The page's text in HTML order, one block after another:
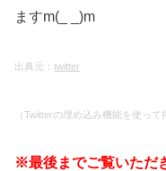
ますm(_ _)m
出典元：twitter
（Twitterの埋め込み機能を使って
※最後までご覧いただ